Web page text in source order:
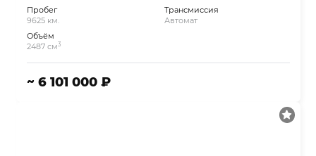
Пробег
9625 км.
Объём
2487 см3
Трансмиссия
Автомат
~ 6 101 000 ₽